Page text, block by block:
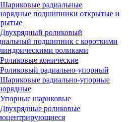
Шариковые радиальные
подшипники открытые и
Двухрядный роликовый
подшипник с короткими
роликами
Роликовые конические
Роликовый радиально-упорный
Шариковые радиально-упорные
Упорные шариковые
Двухрядные роликовые